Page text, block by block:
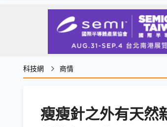
科技網 商情
瘦瘦針之外有天然